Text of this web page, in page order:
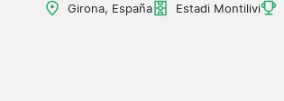
Girona, España Estadi Montilivi